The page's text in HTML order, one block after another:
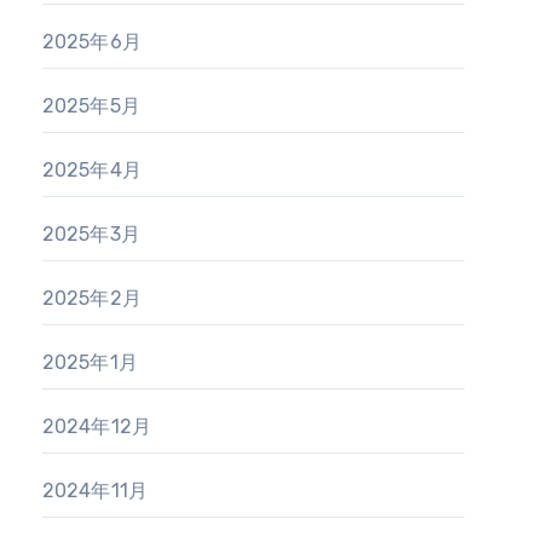
2025年6月
2025年5月
2025年4月
2025年3月
2025年2月
2025年1月
2024年12月
2024年11月